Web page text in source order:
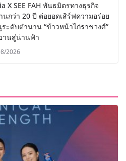
X SEE FAH พันธมิตรทางธุรกิจ
นกว่า 20 ปี ต่อยอดเสิร์ฟความอร่อย
ระดับตำนาน “ข้าวหน้าไก่ราชวงศ์”
านสู่น่านฟ้า
2026